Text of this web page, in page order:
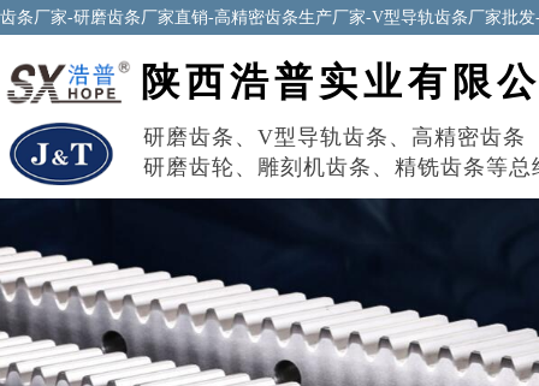
齿条厂家-研磨齿条厂家直销-高精密齿条生产厂家-V型导轨齿条厂家批
研磨齿条 、 V型导轨齿条 、 高精密齿条
研磨齿轮 、 雕刻机齿条 、 精铣齿条等总
陕西浩普实业有限